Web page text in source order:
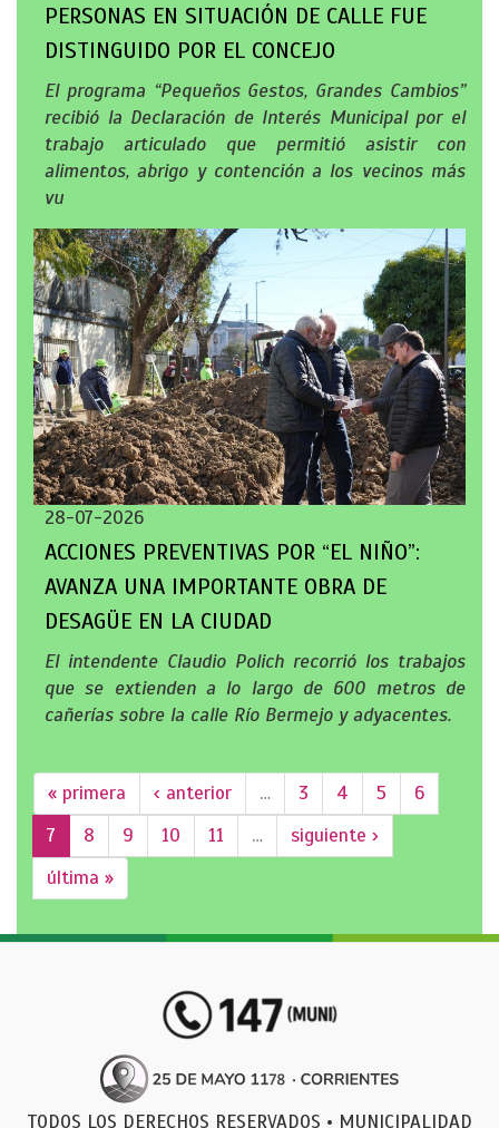
PERSONAS EN SITUACIÓN DE CALLE FUE
DISTINGUIDO POR EL CONCEJO
El programa “Pequeños Gestos, Grandes Cambios”
recibió la Declaración de Interés Municipal por el
trabajo articulado que permitió asistir con
alimentos, abrigo y contención a los vecinos más
vu
28-07-2026
ACCIONES PREVENTIVAS POR “EL NIÑO”:
AVANZA UNA IMPORTANTE OBRA DE
DESAGÜE EN LA CIUDAD
El intendente Claudio Polich recorrió los trabajos
que se extienden a lo largo de 600 metros de
cañerías sobre la calle Río Bermejo y adyacentes.
« primera ‹ anterior … 3 4 5
6
7
8 9 10 11 …
siguiente ›
última »
TODOS LOS DERECHOS RESERVADOS • MUNICIPALIDAD